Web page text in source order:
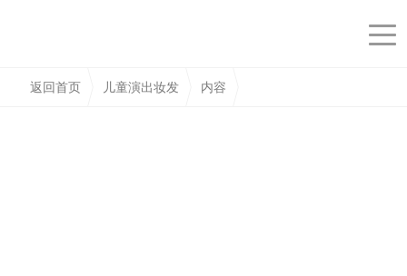
返回首页 儿童演出妆发 内容